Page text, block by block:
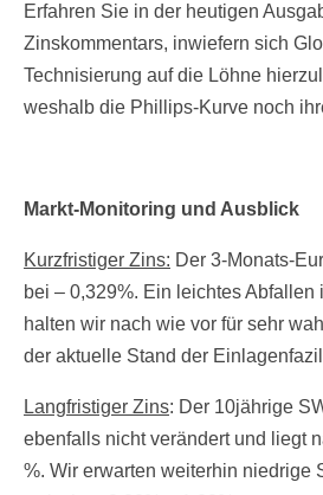
Erfahren Sie in der heutigen
Zinskommentars, inwiefern sich
Technisierung auf die Löhne
weshalb die Phillips-Kurve noch
Markt-Monitoring und Ausblick
Kurzfristiger Zins: Der 3-Monats-
bei – 0,329%. Ein leichtes Abfallen
halten wir nach wie vor für sehr
der aktuelle Stand der
Langfristiger Zins: Der 10jährige
ebenfalls nicht verändert und liegt
%. Wir erwarten weiterhin niedrige